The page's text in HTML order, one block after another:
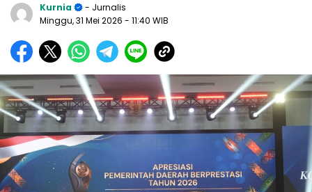
Kurnia
- Jurnalis
Minggu, 31 Mei 2026 - 11:40 WIB